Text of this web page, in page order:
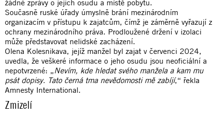
žádné zprávy o jejich osudu a místě pobytu.
Současně ruské úřady úmyslně brání mezinárodním
organizacím v přístupu k zajatcům, čímž je záměrně vyřazují z
ochrany mezinárodního práva. Prodloužené držení v izolaci
může představovat nelidské zacházení.
Olena Kolesnikava, jejíž manžel byl zajat v červenci 2024,
uvedla, že veškeré informace o jeho osudu jsou neoficiální a
nepotvrzené: „Nevím, kde hledat svého manžela a kam mu
psát dopisy. Tato černá tma nevědomosti mě zabíjí,“ řekla
Amnesty International.
Zmizelí